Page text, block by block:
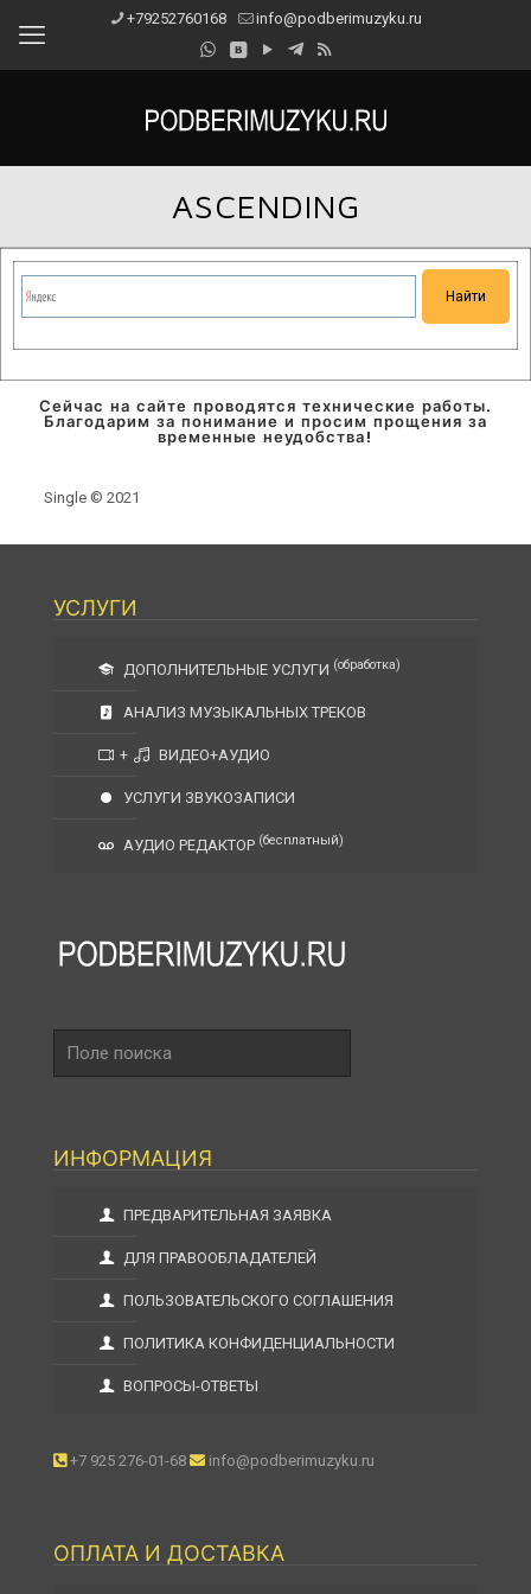
+79252760168 info@podberimuzyku.ru
ASCENDING
Сейчас на сайте проводятся технические работы.
Благодарим за понимание и просим прощения за
временные неудобства!
Single © 2021
УСЛУГИ
ДОПОЛНИТЕЛЬНЫЕ УСЛУГИ (обработка)
АНАЛИЗ МУЗЫКАЛЬНЫХ ТРЕКОВ
+ ВИДЕО+АУДИО
УСЛУГИ ЗВУКОЗАПИСИ
АУДИО РЕДАКТОР (бесплатный)
поиска
ИНФОРМАЦИЯ
ПРЕДВАРИТЕЛЬНАЯ ЗАЯВКА
ДЛЯ ПРАВООБЛАДАТЕЛЕЙ
ПОЛЬЗОВАТЕЛЬСКОГО СОГЛАШЕНИЯ
ПОЛИТИКА КОНФИДЕНЦИАЛЬНОСТИ
ВОПРОСЫ-ОТВЕТЫ
+7 925 276-01-68 info@podberimuzyku.ru
ОПЛАТА И ДОСТАВКА